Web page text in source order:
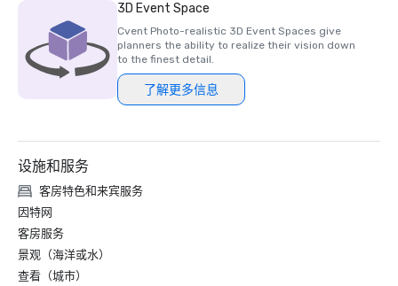
3D Event Space
Cvent Photo-realistic 3D Event Spaces give
planners the ability to realize their vision down
to the finest detail.
了解更多信息
设施和服务
客房特色和来宾服务
因特网
客房服务
景观（海洋或水）
查看（城市）